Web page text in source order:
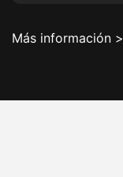
Más información >